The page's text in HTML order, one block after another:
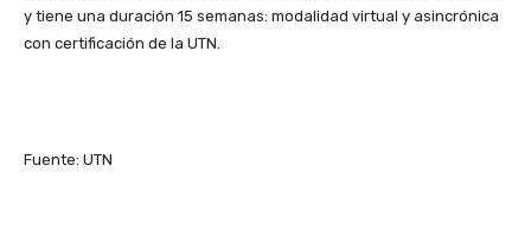
y tiene una duración 15 semanas: modalidad virtual y asincrónica
con certificación de la UTN.
Fuente: UTN